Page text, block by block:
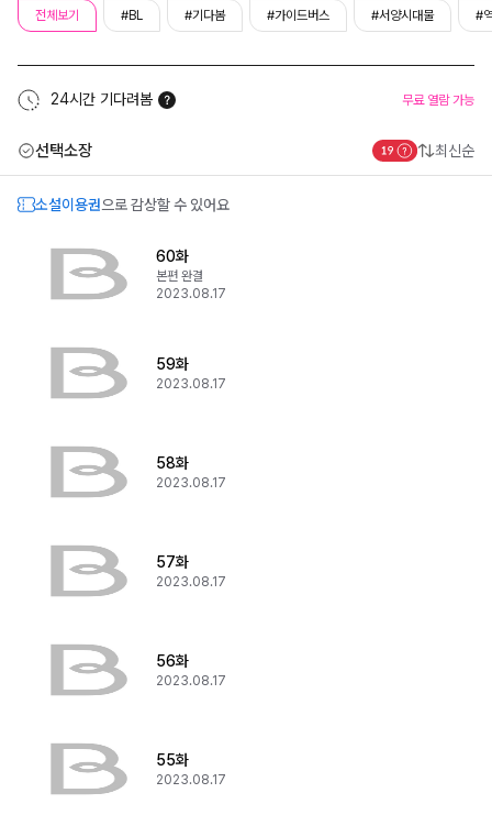
전체보기 #BL #기다봄 #가이드버스 #서양시대물 #
24시간 기다려봄 무료 열람 가능
선택소장 최신순
소설이용권으로 감상할 수 있어요
60화
본편 완결
2023.08.17
59화
2023.08.17
58화
2023.08.17
57화
2023.08.17
56화
2023.08.17
55화
2023.08.17